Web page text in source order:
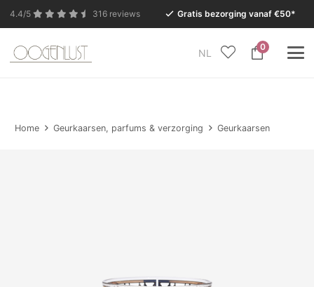
4.4/5 316 reviews Gratis bezorging vanaf €50*
NL
0
In verband met de zomervakantie is onze Conceptstore
Home Geurkaarsen, parfums & verzorging Geurkaarsen